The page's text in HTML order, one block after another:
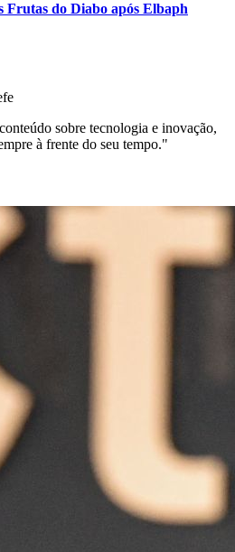
Frutas do Diabo após Elbaph
sobre tecnologia e inovação,
à frente do seu tempo."